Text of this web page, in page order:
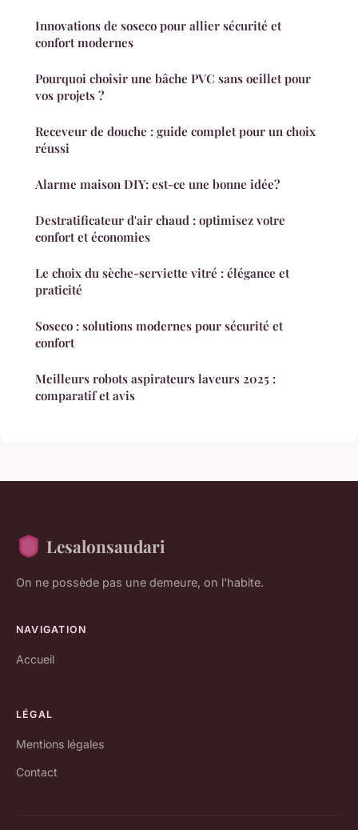
Innovations de soseco pour allier sécurité et
confort modernes
Pourquoi choisir une bâche PVC sans oeillet pour
vos projets ?
Receveur de douche : guide complet pour un choix
réussi
Alarme maison DIY: est-ce une bonne idée?
Destratificateur d'air chaud : optimisez votre
confort et économies
Le choix du sèche-serviette vitré : élégance et
praticité
Soseco : solutions modernes pour sécurité et
confort
Meilleurs robots aspirateurs laveurs 2025 :
comparatif et avis
Lesalonsaudari
On ne possède pas une demeure, on l'habite.
NAVIGATION
Accueil
LÉGAL
Mentions légales
Contact